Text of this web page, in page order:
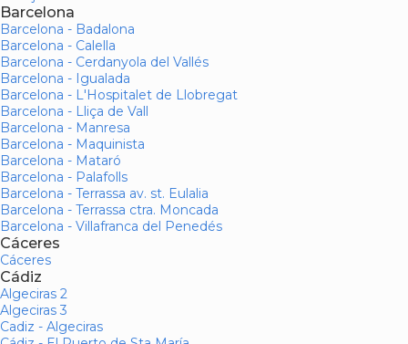
Barcelona
Barcelona - Badalona
Barcelona - Calella
Barcelona - Cerdanyola del Vallés
Barcelona - Igualada
Barcelona - L'Hospitalet de Llobregat
Barcelona - Lliça de Vall
Barcelona - Manresa
Barcelona - Maquinista
Barcelona - Mataró
Barcelona - Palafolls
Barcelona - Terrassa av. st. Eulalia
Barcelona - Terrassa ctra. Moncada
Barcelona - Villafranca del Penedés
Cáceres
Cáceres
Cádiz
Algeciras 2
Algeciras 3
Cadiz - Algeciras